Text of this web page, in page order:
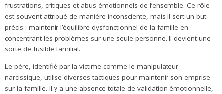
frustrations, critiques et abus émotionnels de l’ensemble. Ce rôle
est souvent attribué de manière inconsciente, mais il sert un but
précis : maintenir l’équilibre dysfonctionnel de la famille en
concentrant les problèmes sur une seule personne. Il devient une
sorte de fusible familial.
Le père, identifié par la victime comme le manipulateur
narcissique, utilise diverses tactiques pour maintenir son emprise
sur la famille. Il y a une absence totale de validation émotionnelle,